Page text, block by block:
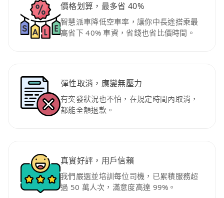
價格划算，最多省 40%
智慧派車降低空車率，讓你中長途搭乘最
高省下 40% 車資，省錢也省比價時間。
彈性取消，應變無壓力
有突發狀況也不怕，在規定時間內取消，
都能全額退款。
真實好評，用戶信賴
我們嚴選並培訓每位司機，已累積服務超
過 50 萬人次，滿意度高達 99%。